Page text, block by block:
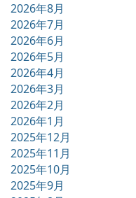
2026年8月
2026年7月
2026年6月
2026年5月
2026年4月
2026年3月
2026年2月
2026年1月
2025年12月
2025年11月
2025年10月
2025年9月